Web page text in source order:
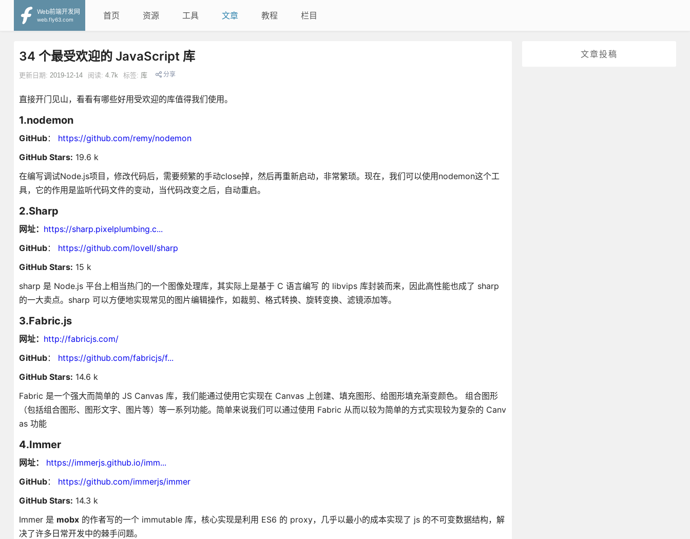
Web前端开发网
web.fly63.com
首页 资源 工具 文章 教程 栏目
文章投稿
34 个最受欢迎的 JavaScript 库
更新日期: 2019-12-14 阅读: 4.7k 标签: 库 分享
直接开门见山，看看有哪些好用受欢迎的库值得我们使用。
1.nodemon
GitHub： https://github.com/remy/nodemon
GitHub Stars: 19.6 k
在编写调试Node.js项目，修改代码后，需要频繁的手动close掉，然后再重新启动，非常繁琐。现在，我们可以使用nodemon这个工
具，它的作用是监听代码文件的变动，当代码改变之后，自动重启。
2.Sharp
网址： https://sharp.pixelplumbing.c...
GitHub： https://github.com/lovell/sharp
GitHub Stars: 15 k
sharp 是 Node.js 平台上相当热门的一个图像处理库，其实际上是基于 C 语言编写 的 libvips 库封装而来，因此高性能也成了 sharp
的一大卖点。sharp 可以方便地实现常见的图片编辑操作，如裁剪、格式转换、旋转变换、滤镜添加等。
3.Fabric.js
网址： http://fabricjs.com/
GitHub： https://github.com/fabricjs/f...
GitHub Stars: 14.6 k
Fabric 是一个强大而简单的 JS Canvas 库，我们能通过使用它实现在 Canvas 上创建、填充图形、给图形填充渐变颜色。 组合图形
（包括组合图形、图形文字、图片等）等一系列功能。简单来说我们可以通过使用 Fabric 从而以较为简单的方式实现较为复杂的 Canv
as 功能
4.Immer
网址：
https://immerjs.github.io/imm...
GitHub： https://github.com/immerjs/immer
GitHub Stars: 14.3 k
Immer 是 mobx的作者写的一个 immutable 库，核心实现是利用 ES6 的 proxy，几乎以最小的成本实现了 js 的不可变数据结构，解
决了许多日常开发中的棘手问题。